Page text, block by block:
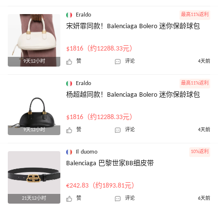
9天12小时
Eraldo 最高11%返利
宋妍霏同款！Balenciaga Bolero 迷你保龄球包
$1816（约12288.33元）
赞 评论 4天前
9天12小时
Eraldo 最高11%返利
杨超越同款！Balenciaga Bolero 迷你保龄球包
$1816（约12288.33元）
赞 评论 4天前
21天12小时
Il duomo 10%返利
Balenciaga 巴黎世家BB细皮带
€242.83（约1893.81元）
赞 评论 6天前